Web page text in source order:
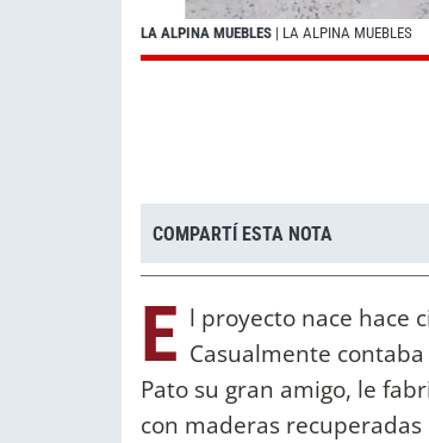
LA ALPINA MUEBLES | LA ALPINA MUEBLES
COMPARTÍ ESTA NOTA
E l proyecto nace hace
Casualmente
Pato su gran amigo, le
con maderas